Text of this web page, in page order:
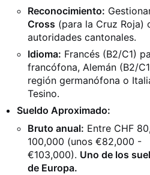
Reconocimiento:
Cross (para la Cruz Roja)
autoridades cantonales.
Idioma: Francés (B2/C1)
francófona, Alemán (B2/
región germanófona o
Tesino.
Sueldo Aproximado:
Bruto anual: Entre CHF
100,000 (unos €82,000 -
€103,000). Uno de los
de Europa.